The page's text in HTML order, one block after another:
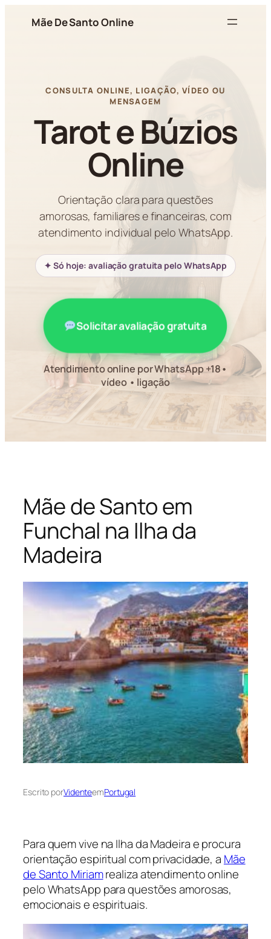
Mãe De Santo Online
CONSULTA ONLINE, LIGAÇÃO, VÍDEO OU
MENSAGEM
Tarot e Búzios
Online
Orientação clara para questões
amorosas, familiares e financeiras, com
atendimento individual pelo WhatsApp.
✦ Só hoje: avaliação gratuita pelo WhatsApp
Solicitar avaliação gratuita
Atendimento online por WhatsApp +18•
vídeo • ligação
Mãe de Santo em
Funchal na Ilha da
Madeira
Escrito porVidenteemPortugal
Para quem vive na Ilha da Madeira e procura
orientação espiritual com privacidade, a Mãe
de Santo Miriamrealiza atendimento online
pelo WhatsApp para questões amorosas,
emocionais e espirituais.